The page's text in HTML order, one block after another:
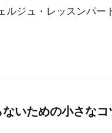
ジュ・レッスンパ
いための小さな